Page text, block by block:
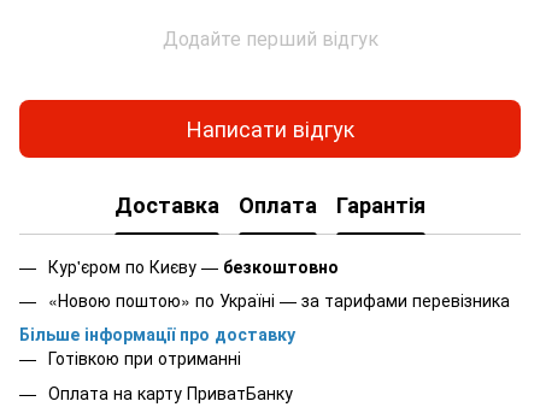
Додайте перший відгук
Написати відгук
Доставка Оплата Гарантія
Кур'єром по Києву — безкоштовно
«Новою поштою» по Україні — за тарифами перевізника
Більше інформації про доставку
Готівкою при отриманні
Оплата на карту ПриватБанку